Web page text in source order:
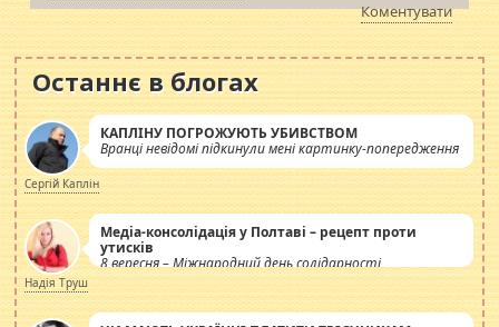
Коментувати
Останнє в блогах
КАПЛІНУ ПОГРОЖУЮТЬ УБИВСТВОМ
Вранці невідомі підкинули мені картинку-попередження
Сергій Каплін
Медіа-консолідація у Полтаві – рецепт проти
утисків
8 вересня – Міжнародний день солідарності
журналістів.
Надія Труш